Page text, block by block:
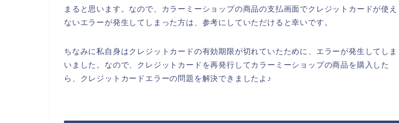
まると思います。なので、カラーミーショップの商品の支払画面でクレジットカードが使え
ないエラーが発生してしまった方は、参考にしていただけると幸いです。
ちなみに私自身はクレジットカードの有効期限が切れていたために、エラーが発生してしま
いました。なので、クレジットカードを再発行してカラーミーショップの商品を購入した
ら、クレジットカードエラーの問題を解決できましたよ♪